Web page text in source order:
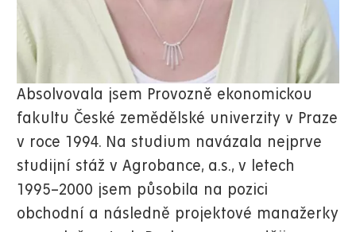
Absolvovala jsem Provozně ekonomickou
fakultu České zemědělské univerzity v Praze
v roce 1994. Na studium navázala nejprve
studijní stáž v Agrobance, a.s., v letech
1995–2000 jsem působila na pozici
obchodní a následně projektové manažerky